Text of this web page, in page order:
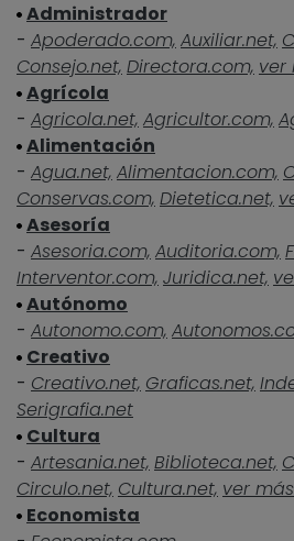
Administrador
- Apoderado.com, Auxiliar.net,
Consejo.net, Directora.com, ver
Agrícola
- Agricola.net, Agricultor.com,
Alimentación
- Agua.net, Alimentacion.com,
Conservas.com, Dietetica.net,
Asesoría
- Asesoria.com, Auditoria.com,
Interventor.com, Juridica.net,
Autónomo
- Autonomo.com,
Creativo
- Creativo.net, Graficas.net,
Serigrafia.net
Cultura
- Artesania.net, Biblioteca.net,
Circulo.net, Cultura.net, ver
Economista